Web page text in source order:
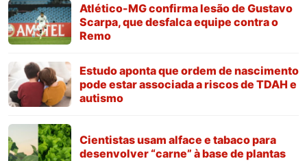
Atlético-MG confirma lesão de Gustavo
Scarpa, que desfalca equipe contra o
Remo
Estudo aponta que ordem de nascimento
pode estar associada a riscos de TDAH e
autismo
Cientistas usam alface e tabaco para
desenvolver “carne” à base de plantas